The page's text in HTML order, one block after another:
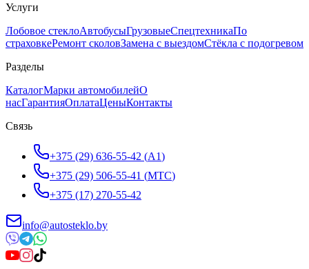
Услуги
Лобовое стеклоАвтобусыГрузовыеСпецтехникаПо
страховкеРемонт сколовЗамена с выездомСтёкла с подогревом
Разделы
КаталогМарки автомобилейО
насГарантияОплатаЦеныКонтакты
Связь
+375 (29) 636-55-42 (A1)
+375 (29) 506-55-41 (МТС)
+375 (17) 270-55-42
info@autosteklo.by